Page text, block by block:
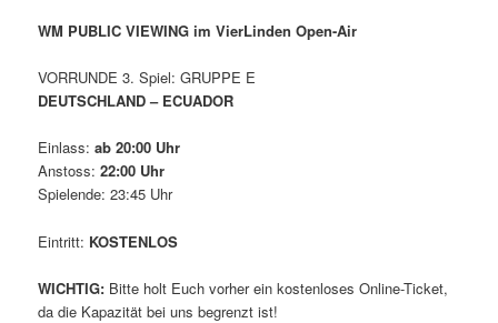
WM PUBLIC VIEWING im VierLinden Open-Air
VORRUNDE 3. Spiel: GRUPPE E
DEUTSCHLAND – ECUADOR
Einlass:ab 20:00 Uhr
Anstoss:22:00 Uhr
Spielende: 23:45 Uhr
Eintritt: KOSTENLOS
WICHTIG: Bitte holt Euch vorher ein kostenloses Online-Ticket,
da die Kapazität bei uns begrenzt ist!